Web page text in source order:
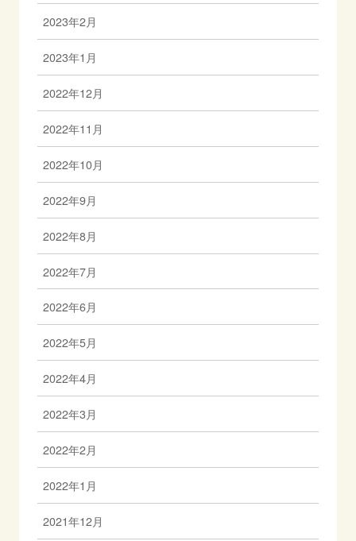
2023年2月
2023年1月
2022年12月
2022年11月
2022年10月
2022年9月
2022年8月
2022年7月
2022年6月
2022年5月
2022年4月
2022年3月
2022年2月
2022年1月
2021年12月